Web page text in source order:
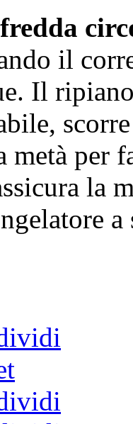
il
Il
metà per
la
a